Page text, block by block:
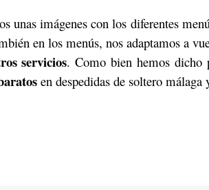
unas imágenes con los diferentes
en los menús, nos adaptamos a
servicios. Como bien hemos dicho
en despedidas de soltero málaga